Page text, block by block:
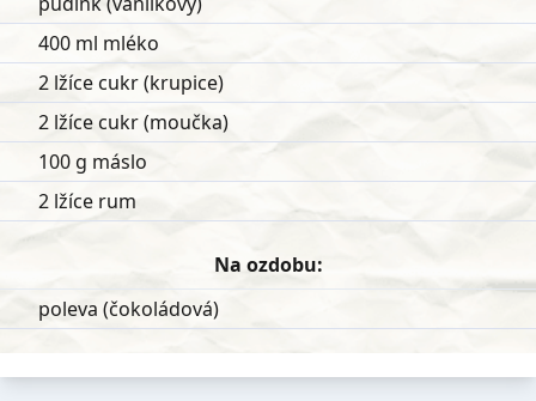
400 ml mléko
2 lžíce cukr (krupice)
2 lžíce cukr (moučka)
100 g máslo
2 lžíce rum
Na ozdobu:
poleva (čokoládová)